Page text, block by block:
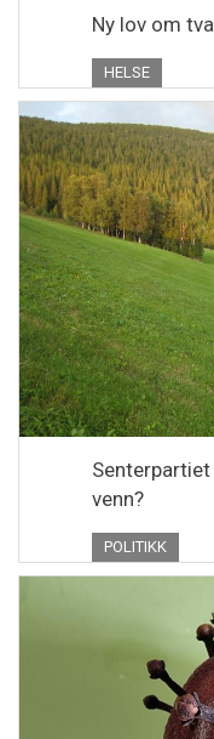
Ny lov om
HELSE
venn?
POLITIKK